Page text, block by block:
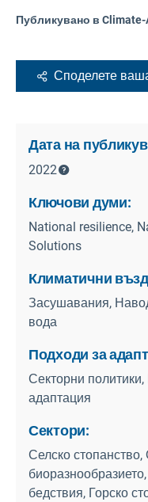
Публикувано в Climate-
Споделете
Дата на
2022
Ключови думи:
National resilience,
Solutions
Климатични
Засушавания,
вода
Подходи за
Секторни
адаптация
Сектори:
Селско
бедствия, Горско